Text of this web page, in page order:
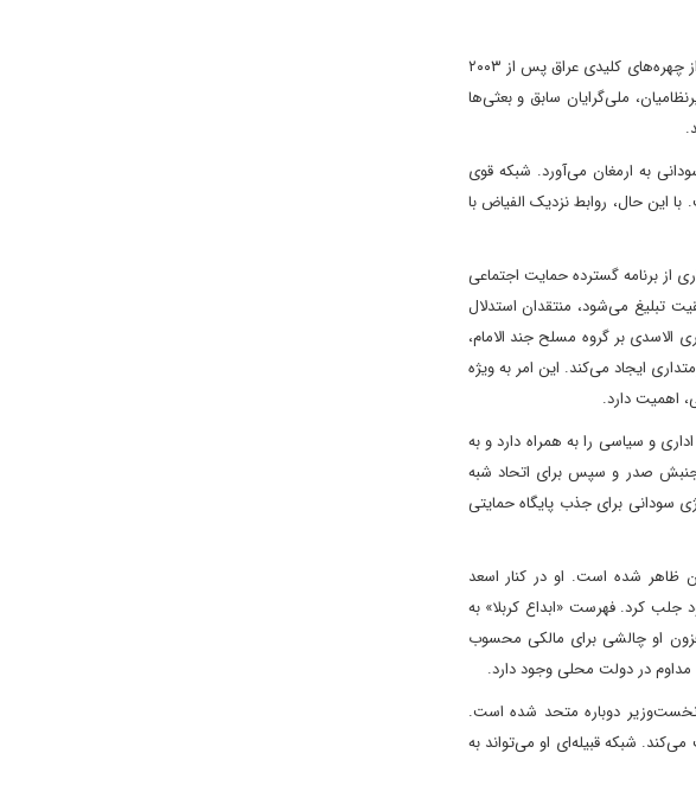
اضافه شدن علاوی به ائتلاف بازسازی و توسعه، تحولی مثبت برای السودانی است. علاوی، که از چهره‌های کلیدی عراق پس از ۲۰۰۳
ملی‌گرایان سابق و بعثی‌ها
به ارمغان می‌آورد. شبکه قوی
این حال، روابط نزدیک الفیاض با
از برنامه گسترده حمایت اجتماعی
یک موفقیت تبلیغ می‌شود، منتقدان استدلال
الاسدی بر گروه مسلح جند الامام،
ایجاد می‌کند. این امر به ویژه
اهمیت دارد.
و سیاسی را به همراه دارد و به
جنبش صدر و سپس برای اتحاد شبه
سودانی برای جذب پایگاه حمایتی
ظاهر شده است. او در کنار اسعد
جلب کرد. فهرست «ابداع کربلا» به
او چالشی برای مالکی محسوب
مداوم در دولت محلی وجود دارد.
سودانی – با نخست‌وزیر دوباره متحد شده است.
می‌کند. شبکه قبیله‌ای او می‌تواند به